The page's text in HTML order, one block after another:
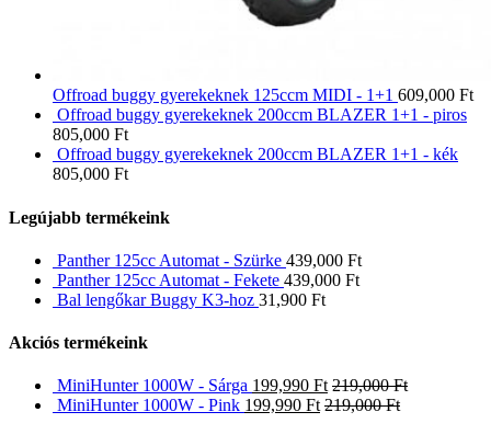
Offroad buggy gyerekeknek 125ccm MIDI - 1+1 609,000 Ft
Offroad buggy gyerekeknek 200ccm BLAZER 1+1 - piros
805,000 Ft
Offroad buggy gyerekeknek 200ccm BLAZER 1+1 - kék
805,000 Ft
Legújabb termékeink
Panther 125cc Automat - Szürke 439,000 Ft
Panther 125cc Automat - Fekete 439,000 Ft
Bal lengőkar Buggy K3-hoz 31,900 Ft
Akciós termékeink
MiniHunter 1000W - Sárga 199,990 Ft 219,000Ft
MiniHunter 1000W - Pink 199,990 Ft 219,000Ft